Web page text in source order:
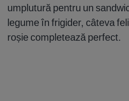
umplutură pentru un
legume în frigider, câteva
roșie completează perfect.